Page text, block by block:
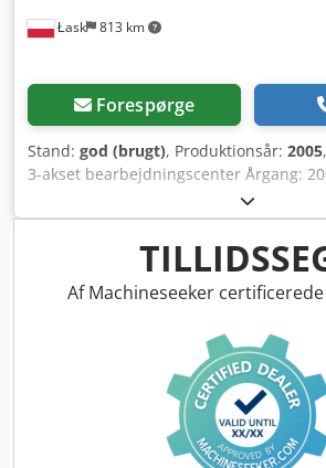
videoer og tekniske oplysninger kan
forespørgsel.
Łask 813 km
Forespørge
Stand: god (brugt), Produktionsår: 2005
3-akset bearbejdningscenter Årgang:
Dnpo Accekr Serienummer: H-30516
mm Vandring, Y-akse: 510 mm
Spændebordsstørrelse, bredde: 510
Spændebordsstørrelse, længde: 1510
kW Maskinvægt: 4800 kg
Af Machineseeker